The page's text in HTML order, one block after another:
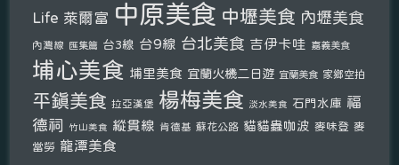
Life 萊爾富 中原美食 中壢美食 內壢美食
內灣線 匯集篇 台3線 台9線 台北美食 吉伊卡哇 嘉義美食
埔心美食 埔里美食 宜蘭火機二日遊 宜蘭美食 家鄉空拍
平鎮美食 拉亞漢堡 楊梅美食 淡水美食 石門水庫 福
德祠
竹山美食 縱貫線 肯德基 蘇花公路 貓貓蟲咖波 麥味登 麥
當勞 龍潭美食